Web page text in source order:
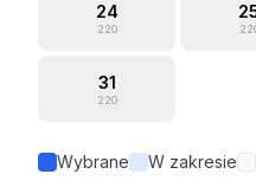
24
220
31
220
Wybrane W zakresie